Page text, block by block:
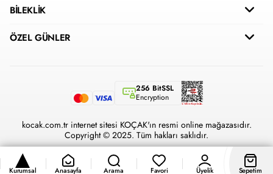
Kurumsal Anasayfa Arama Favori Üyelik Sepetim
BİLEKLİK
ÖZEL GÜNLER
256 BitSSL
Encryption
kocak.com.tr internet sitesi KOÇAK'ın resmi online mağazasıdır.
Copyright © 2025. Tüm hakları saklıdır.